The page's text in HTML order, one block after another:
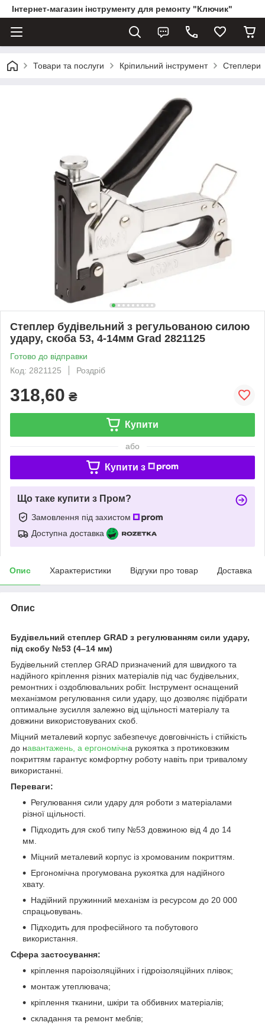
Інтернет-магазин інструменту для ремонту "Ключик"
Товари та послуги Кріпильний інструмент Степлери
Степлер будівельний з регульованою силою
удару, скоба 53, 4-14мм Grad 2821125
Готово до відправки
Код: 2821125
Роздріб
318,60 ₴
Купити
або
Купити з
Що таке купити з Пром?
Замовлення під захистом
Доступна доставка
Опис Характеристики Відгуки про товар Доставка
Опис
Будівельний степлер GRAD з регулюванням сили удару,
під скобу №53 (4–14 мм)
Будівельний степлер GRAD призначений для швидкого та
надійного кріплення різних матеріалів під час будівельних,
ремонтних і оздоблювальних робіт. Інструмент оснащений
механізмом регулювання сили удару, що дозволяє підібрати
оптимальне зусилля залежно від щільності матеріалу та
довжини використовуваних скоб.
Міцний металевий корпус забезпечує довговічність і стійкість
до навантажень, а ергономічна рукоятка з протиковзким
покриттям гарантує комфортну роботу навіть при тривалому
використанні.
Переваги:
Регулювання сили удару для роботи з матеріалами
різної щільності.
Підходить для скоб типу №53 довжиною від 4 до 14
мм.
Міцний металевий корпус із хромованим покриттям.
Ергономічна прогумована рукоятка для надійного
хвату.
Надійний пружинний механізм із ресурсом до 20 000
спрацьовувань.
Підходить для професійного та побутового
використання.
Сфера застосування:
кріплення пароізоляційних і гідроізоляційних плівок;
монтаж утеплювача;
кріплення тканини, шкіри та оббивних матеріалів;
складання та ремонт меблів;